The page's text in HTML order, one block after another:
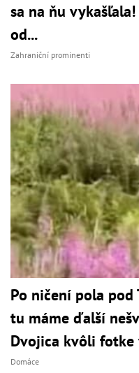
sa na ňu
od...
Zahraniční prominenti
Po ničení pola
tu máme ďalší
Dvojica kvôli fotke
Domáce